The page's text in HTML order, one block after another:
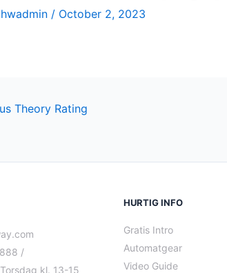
hwadmin / October 2, 2023
Theory Rating
/
kl. 13-15
HURTIG INFO
Gratis Intro
Automatgear
Video Guide